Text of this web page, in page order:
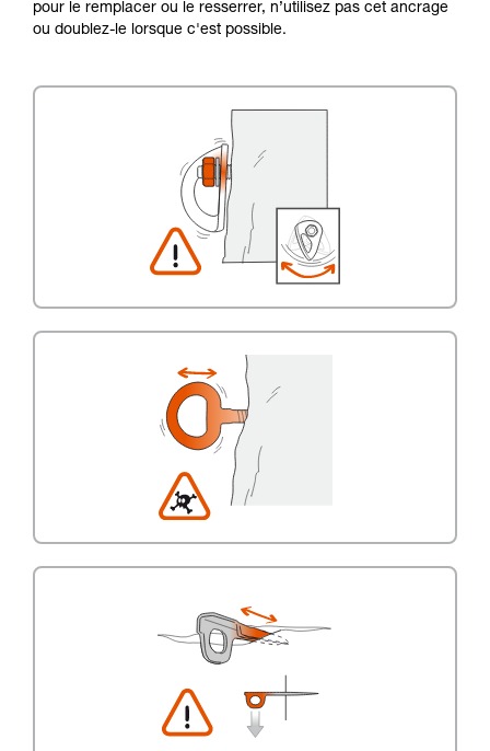
pour le remplacer ou le resserrer, n’utilisez pas cet ancrage
ou doublez-le lorsque c'est possible.